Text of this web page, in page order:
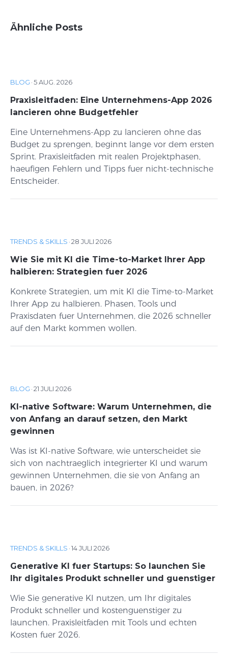
Ähnliche Posts
BLOG ·5 AUG. 2026
Praxisleitfaden: Eine Unternehmens-App 2026
lancieren ohne Budgetfehler
Eine Unternehmens-App zu lancieren ohne das
Budget zu sprengen, beginnt lange vor dem ersten
Sprint. Praxisleitfaden mit realen Projektphasen,
haeufigen Fehlern und Tipps fuer nicht-technische
Entscheider.
TRENDS & SKILLS ·28 JULI 2026
Wie Sie mit KI die Time-to-Market Ihrer App
halbieren: Strategien fuer 2026
Konkrete Strategien, um mit KI die Time-to-Market
Ihrer App zu halbieren. Phasen, Tools und
Praxisdaten fuer Unternehmen, die 2026 schneller
auf den Markt kommen wollen.
BLOG ·21 JULI 2026
KI-native Software: Warum Unternehmen, die
von Anfang an darauf setzen, den Markt
gewinnen
Was ist KI-native Software, wie unterscheidet sie
sich von nachtraeglich integrierter KI und warum
gewinnen Unternehmen, die sie von Anfang an
bauen, in 2026?
TRENDS & SKILLS ·14 JULI 2026
Generative KI fuer Startups: So launchen Sie
Ihr digitales Produkt schneller und guenstiger
Wie Sie generative KI nutzen, um Ihr digitales
Produkt schneller und kostenguenstiger zu
launchen. Praxisleitfaden mit Tools und echten
Kosten fuer 2026.